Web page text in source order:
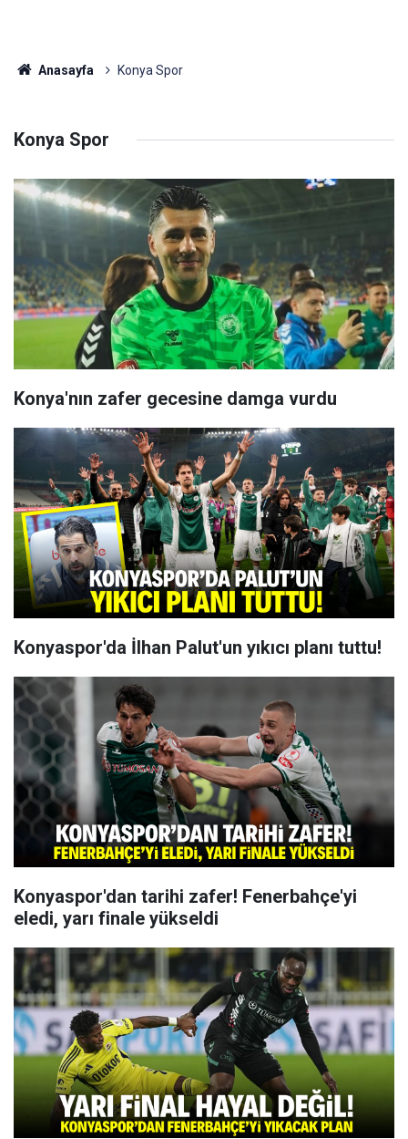
Anasayfa Konya Spor
Konya Spor
Konya'nın zafer gecesine damga vurdu
Konyaspor'da İlhan Palut'un yıkıcı planı tuttu!
Konyaspor'dan tarihi zafer! Fenerbahçe'yi
eledi, yarı finale yükseldi